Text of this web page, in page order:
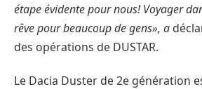
étape évidente pour nous! Voyager
rêve pour beaucoup de gens», a
des opérations de DUSTAR.
Le Dacia Duster de 2e génération